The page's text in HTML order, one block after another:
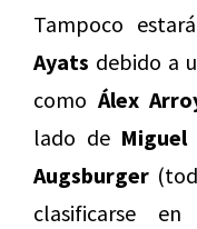
Tampoco
Ayats debido a
como Álex
lado de Miguel
Augsburger
clasificarse